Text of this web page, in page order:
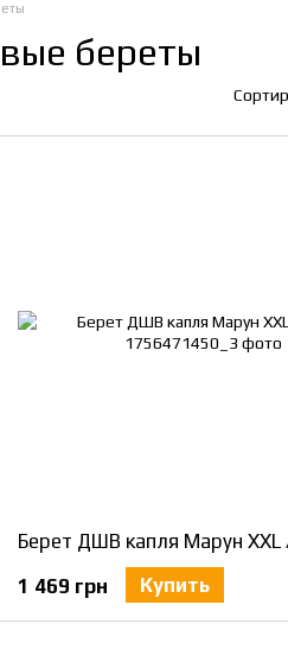
береты
Берет ДШВ капля Марун
1 469 грн
Купить